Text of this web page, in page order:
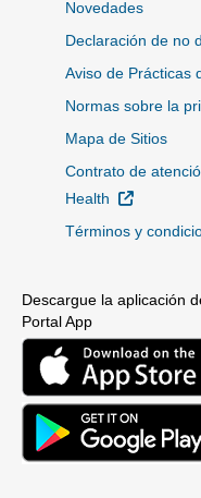
Novedades
Declaración de no
Aviso de Prácticas
Normas sobre la
Mapa de Sitios
Contrato de
Health
Sitio
Términos y
Descargue la aplicación
Portal App